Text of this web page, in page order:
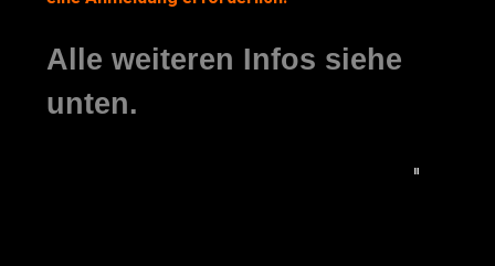
Alle weiteren Infos siehe
unten.